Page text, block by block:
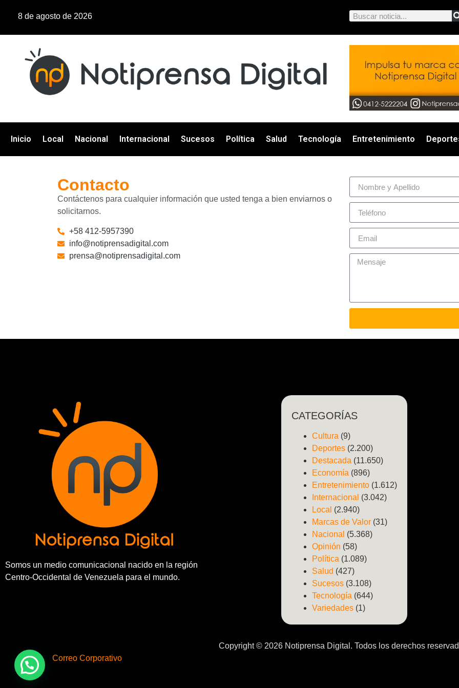
8 de agosto de 2026
Inicio Local Nacional Internacional Sucesos Política Salud Tecnología Entretenimiento
Contacto
Contáctenos para cualquier información que usted tenga a bien enviarnos o
solicitarnos.
+58 412-5957390
info@notiprensadigital.com
prensa@notiprensadigital.com
Somos un medio comunicacional nacido en la región
Centro-Occidental de Venezuela para el mundo.
CATEGORÍAS
Cultura (9)
Deportes(2.200)
Destacada (11.650)
Economía (896)
Entretenimiento(1.612)
Internacional (3.042)
Local (2.940)
Marcas de Valor(31)
Nacional (5.368)
Opinión (58)
Política (1.089)
Salud (427)
Sucesos(3.108)
Tecnología (644)
Variedades(1)
Copyright © 2026 Notiprensa Digital. Todos los derechos
Correo Corporativo